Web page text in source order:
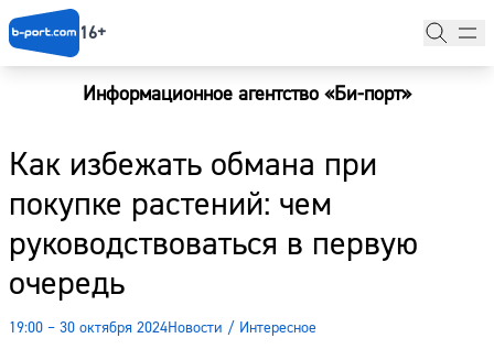
16+
Информационное агентство «Би-порт»
Как избежать обмана при
покупке растений: чем
руководствоваться в первую
очередь
19:00 – 30 октября 2024Новости / Интересное
Новости
Наши гости
Фоторепортажи
Погода